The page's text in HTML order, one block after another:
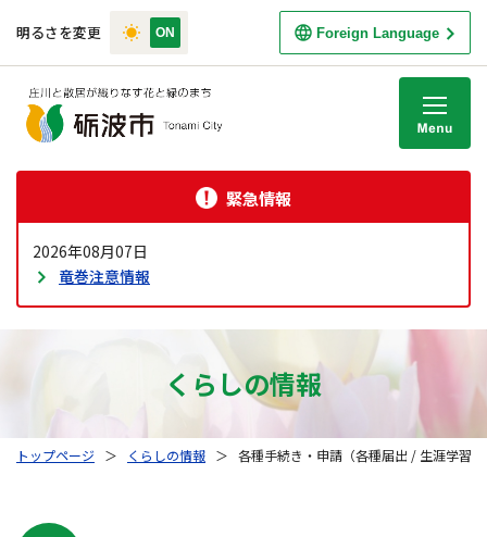
明るさを変更 Foreign Language
緊急情報
2026年08月07日
竜巻注意情報
くらしの情報
トップページ ＞ くらしの情報 ＞ 各種手続き・申請（各種届出 / 生涯学習）